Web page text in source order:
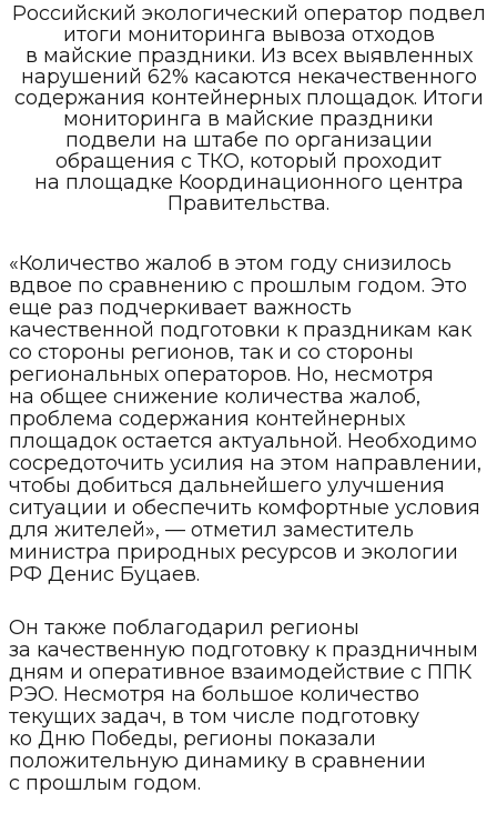
Российский экологический оператор подвел
итоги мониторинга вывоза отходов
в майские праздники. Из всех выявленных
нарушений 62% касаются некачественного
содержания контейнерных площадок. Итоги
мониторинга в майские праздники
подвели на штабе по организации
обращения с ТКО, который проходит
на площадке Координационного центра
Правительства.
«Количество жалоб в этом году снизилось
вдвое по сравнению с прошлым годом. Это
еще раз подчеркивает важность
качественной подготовки к праздникам как
со стороны регионов, так и со стороны
региональных операторов. Но, несмотря
на общее снижение количества жалоб,
проблема содержания контейнерных
площадок остается актуальной. Необходимо
сосредоточить усилия на этом направлении,
чтобы добиться дальнейшего улучшения
ситуации и обеспечить комфортные условия
для жителей», — отметил заместитель
министра природных ресурсов и экологии
РФ Денис Буцаев.
Он также поблагодарил регионы
за качественную подготовку к праздничным
дням и оперативное взаимодействие с ППК
РЭО. Несмотря на большое количество
текущих задач, в том числе подготовку
ко Дню Победы, регионы показали
положительную динамику в сравнении
с прошлым годом.